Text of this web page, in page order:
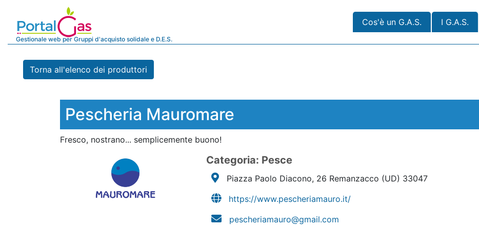
Gestionale web per Gruppi d'acquisto solidale e D.E.S.
Cos'è un G.A.S. I G.A.S.
Torna all'elenco dei produttori
Pescheria Mauromare
Fresco, nostrano... semplicemente buono!
Categoria: Pesce
Piazza Paolo Diacono, 26 Remanzacco (UD) 33047
https://www.pescheriamauro.it/
pescheriamauro@gmail.com